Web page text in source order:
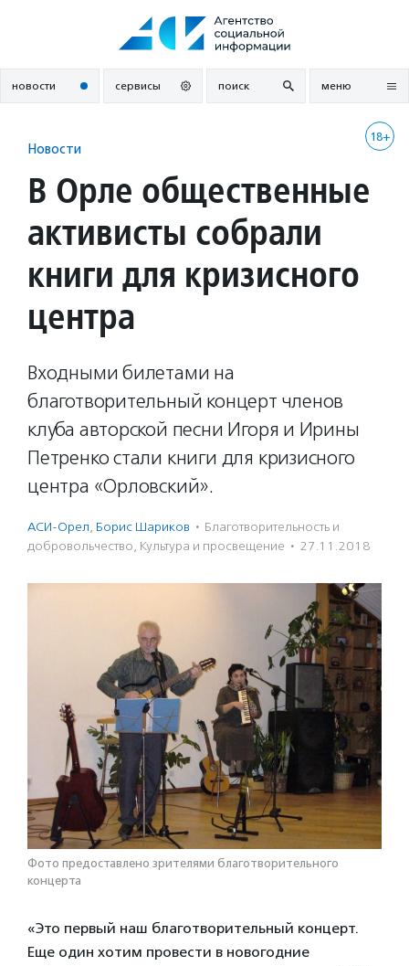
новости сервисы поиск меню
18+
Новости
В Орле общественные
активисты собрали
книги для кризисного
центра
Входными билетами на
благотворительный концерт членов
клуба авторской песни Игоря и Ирины
Петренко стали книги для кризисного
центра «Орловский».
АСИ-Орел, Борис Шариков · Благотвори­тель­ность и
доброволь­чест­во, Культура и просвещение · 27.11.2018
Фото предоставлено зрителями благотворительного
концерта
«Это первый наш благотворительный концерт.
Еще один хотим провести в новогодние